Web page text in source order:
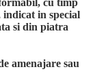
indicat in special
si din piatra
amenajare sau